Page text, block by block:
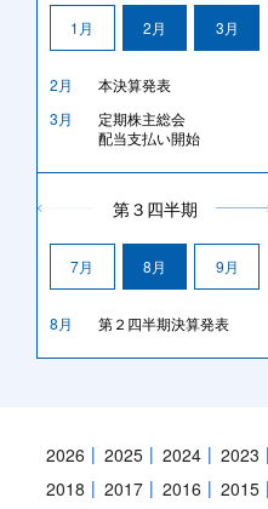
1月 2月 3月
2月
本決算発表
3月
定期株主総会
配当支払い開始
第３四半期
7月 8月 9月
8月 第２四半期決算発表
2026 2025 2024 2023
2018
2017 2016 2015